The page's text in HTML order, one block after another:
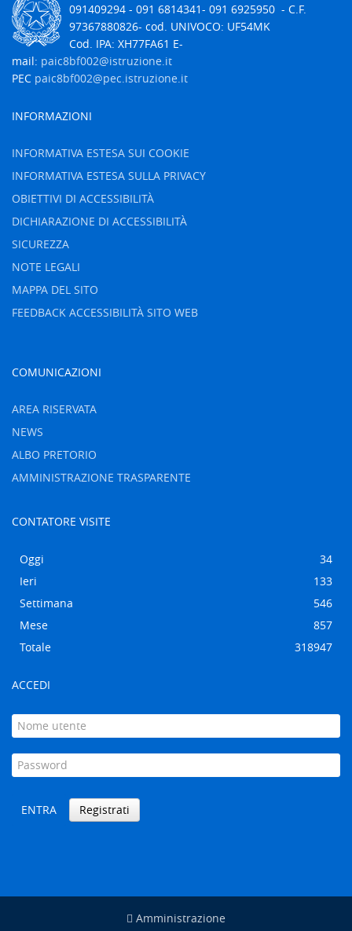
091409294 - 091 6814341- 091 6925950 - C.F.
97367880826- cod. UNIVOCO: UF54MK
Cod. IPA: XH77FA61 E-
mail: paic8bf002@istruzione.it
PEC paic8bf002@pec.istruzione.it
INFORMAZIONI
INFORMATIVA ESTESA SUI COOKIE
INFORMATIVA ESTESA SULLA PRIVACY
OBIETTIVI DI ACCESSIBILITÀ
DICHIARAZIONE DI ACCESSIBILITÀ
SICUREZZA
NOTE LEGALI
MAPPA DEL SITO
FEEDBACK ACCESSIBILITÀ SITO WEB
COMUNICAZIONI
AREA RISERVATA
NEWS
ALBO PRETORIO
AMMINISTRAZIONE TRASPARENTE
CONTATORE VISITE
Oggi
34
Ieri
133
Settimana
546
Mese
857
Totale
318947
ACCEDI
ENTRA Registrati
Amministrazione